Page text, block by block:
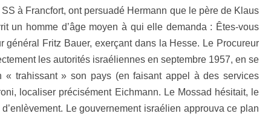
à Francfort, ont persuadé Hermann que le père de Klaus
un homme d’âge moyen à qui elle demanda : Êtes-vous
Fritz Bauer, exerçant dans la Hesse. Le Procureur
les autorités israéliennes en septembre 1957, en se
« trahissant » son pays (en faisant appel à des services
localiser précisément Eichmann. Le Mossad hésitait, le
Le gouvernement israélien approuva ce plan